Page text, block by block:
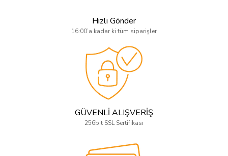
Sınırlı üretim ve koleksiyon segmenti seçenekler
Tisaş Tabanca Kabzası Seçimi Neden Önemlidir?
Tabanca kabzası; denge, kontrol ve atış performansı üzerinde doğrudan
etkilidir. Doğru seçilen özel tasarım kabza:
Daha güçlü ve güvenli kavrama sağlar
Geri tepme kontrolünü destekler
Silahın estetik bütünlüğünü güçlendirir
Hızlı Gönder
16:00’a kadar ki tüm siparişler
GÜVENLİ ALIŞVERİŞ
256bit SSL Sertifikası